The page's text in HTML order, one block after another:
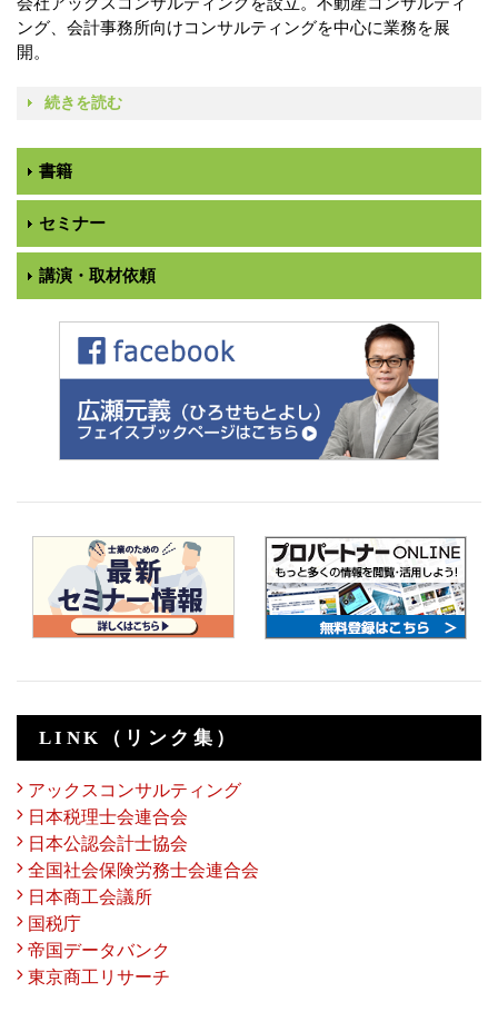
会社アックスコンサルティングを設立。不動産コンサルティ
ング、会計事務所向けコンサルティングを中心に業務を展
開。
続きを読む
書籍
セミナー
講演・取材依頼
LINK（リンク集）
アックスコンサルティング
日本税理士会連合会
日本公認会計士協会
全国社会保険労務士会連合会
日本商工会議所
国税庁
帝国データバンク
東京商工リサーチ